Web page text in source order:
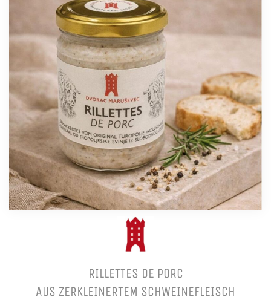
RILLETTES DE PORC
AUS ZERKLEINERTEM SCHWEINEFLEISCH